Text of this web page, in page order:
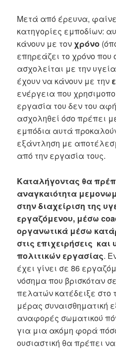
Μετά από έρευνα,
κατηγορίες εμποδίων:
κάνουν με τον χρόνο
επηρεάζει το χρόνο που
ασχολείται με την
έχουν να κάνουν με την
ενέργεια που
εργασία του δεν του
ασχοληθεί όσο πρέπει
εμπόδια αυτά
εξάντληση με
από την εργασία τους.
Καταλήγοντας θα
αναγκαιότητα
στην διαχείριση της
εργαζόμενου, μέσω
οργανωτικά μέσω
στις επιχειρήσεις και
πολιτικών εργασίας.
έχει γίνει σε 86
νόσημα που βρισκόταν
πελατών κατέδειξε στο
μέρας συναισθηματική
αναφορές σωματικού
για μια ακόμη φορά
ουσιαστική θα πρέπει